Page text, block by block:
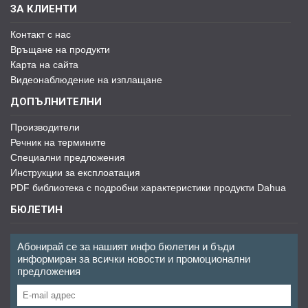
ЗА КЛИЕНТИ
Контакт с нас
Връщане на продукти
Карта на сайта
Видеонаблюдение на изплащане
ДОПЪЛНИТЕЛНИ
Производители
Речник на термините
Специални предложения
Инструкции за експлоатация
PDF библиотека с подробни характеристики продукти Dahua
БЮЛЕТИН
Абонирай се за нашият инфо бюлетин и бъди
информиран за всички новости и промоционални
предложения